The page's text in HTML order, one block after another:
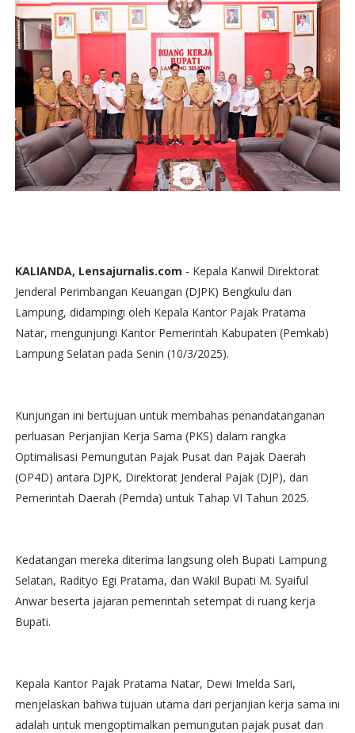
KALIANDA, Lensajurnalis.com - Kepala Kanwil Direktorat
Jenderal Perimbangan Keuangan (DJPK) Bengkulu dan
Lampung, didampingi oleh Kepala Kantor Pajak Pratama
Natar, mengunjungi Kantor Pemerintah Kabupaten (Pemkab)
Lampung Selatan pada Senin (10/3/2025).
Kunjungan ini bertujuan untuk membahas penandatanganan
perluasan Perjanjian Kerja Sama (PKS) dalam rangka
Optimalisasi Pemungutan Pajak Pusat dan Pajak Daerah
(OP4D) antara DJPK, Direktorat Jenderal Pajak (DJP), dan
Pemerintah Daerah (Pemda) untuk Tahap VI Tahun 2025.
Kedatangan mereka diterima langsung oleh Bupati Lampung
Selatan, Radityo Egi Pratama, dan Wakil Bupati M. Syaiful
Anwar beserta jajaran pemerintah setempat di ruang kerja
Bupati.
Kepala Kantor Pajak Pratama Natar, Dewi Imelda Sari,
menjelaskan bahwa tujuan utama dari perjanjian kerja sama ini
adalah untuk mengoptimalkan pemungutan pajak pusat dan